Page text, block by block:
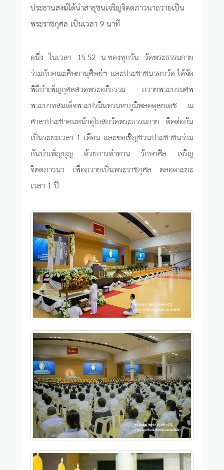
ประธานสงฆ์ได้นำสาธุชนเจริญจิตตภาวนาถวายเป็น
พระราชกุศล เป็นเวลา 9 นาที
อนึ่ง ในเวลา 15.52 น.ของทุกวัน วัดพระธรรมกาย
ร่วมกับคณะศิษยานุศิษย์ฯ และประชาชนรอบวัด ได้จัด
พิธีบำเพ็ญกุศลสวดพระอภิธรรม ถวายพระบรมศพ
พระบาทสมเด็จพระปรมินทรมหาภูมิพลอดุลยเดช ณ
ศาลาประชาคมหน้าอุโบสถวัดพระธรรมกาย ติดต่อกัน
เป็นระยะเวลา 1 เดือน และขอเชิญชวนประชาชนร่วม
กันบำเพ็ญบุญ ด้วยการทำทาน รักษาศีล เจริญ
จิตตภาวนา เพื่อถวายเป็นพระราชกุศล ตลอดระยะ
เวลา 1 ปี